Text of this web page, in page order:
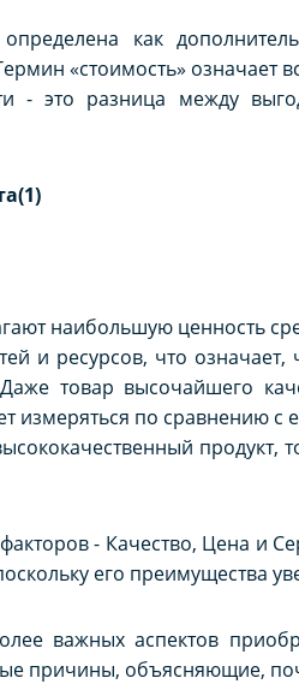
как
«стоимость» означает
- это разница между
наибольшую ценность
и ресурсов, что означает,
товар высочайшего
измеряться по сравнению с
продукт,
- Качество, Цена и
его преимущества
важных аспектов
причины, объясняющие,